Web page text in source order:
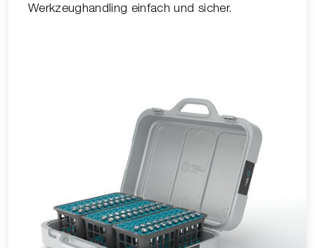
Werkzeughandling einfach und sicher.